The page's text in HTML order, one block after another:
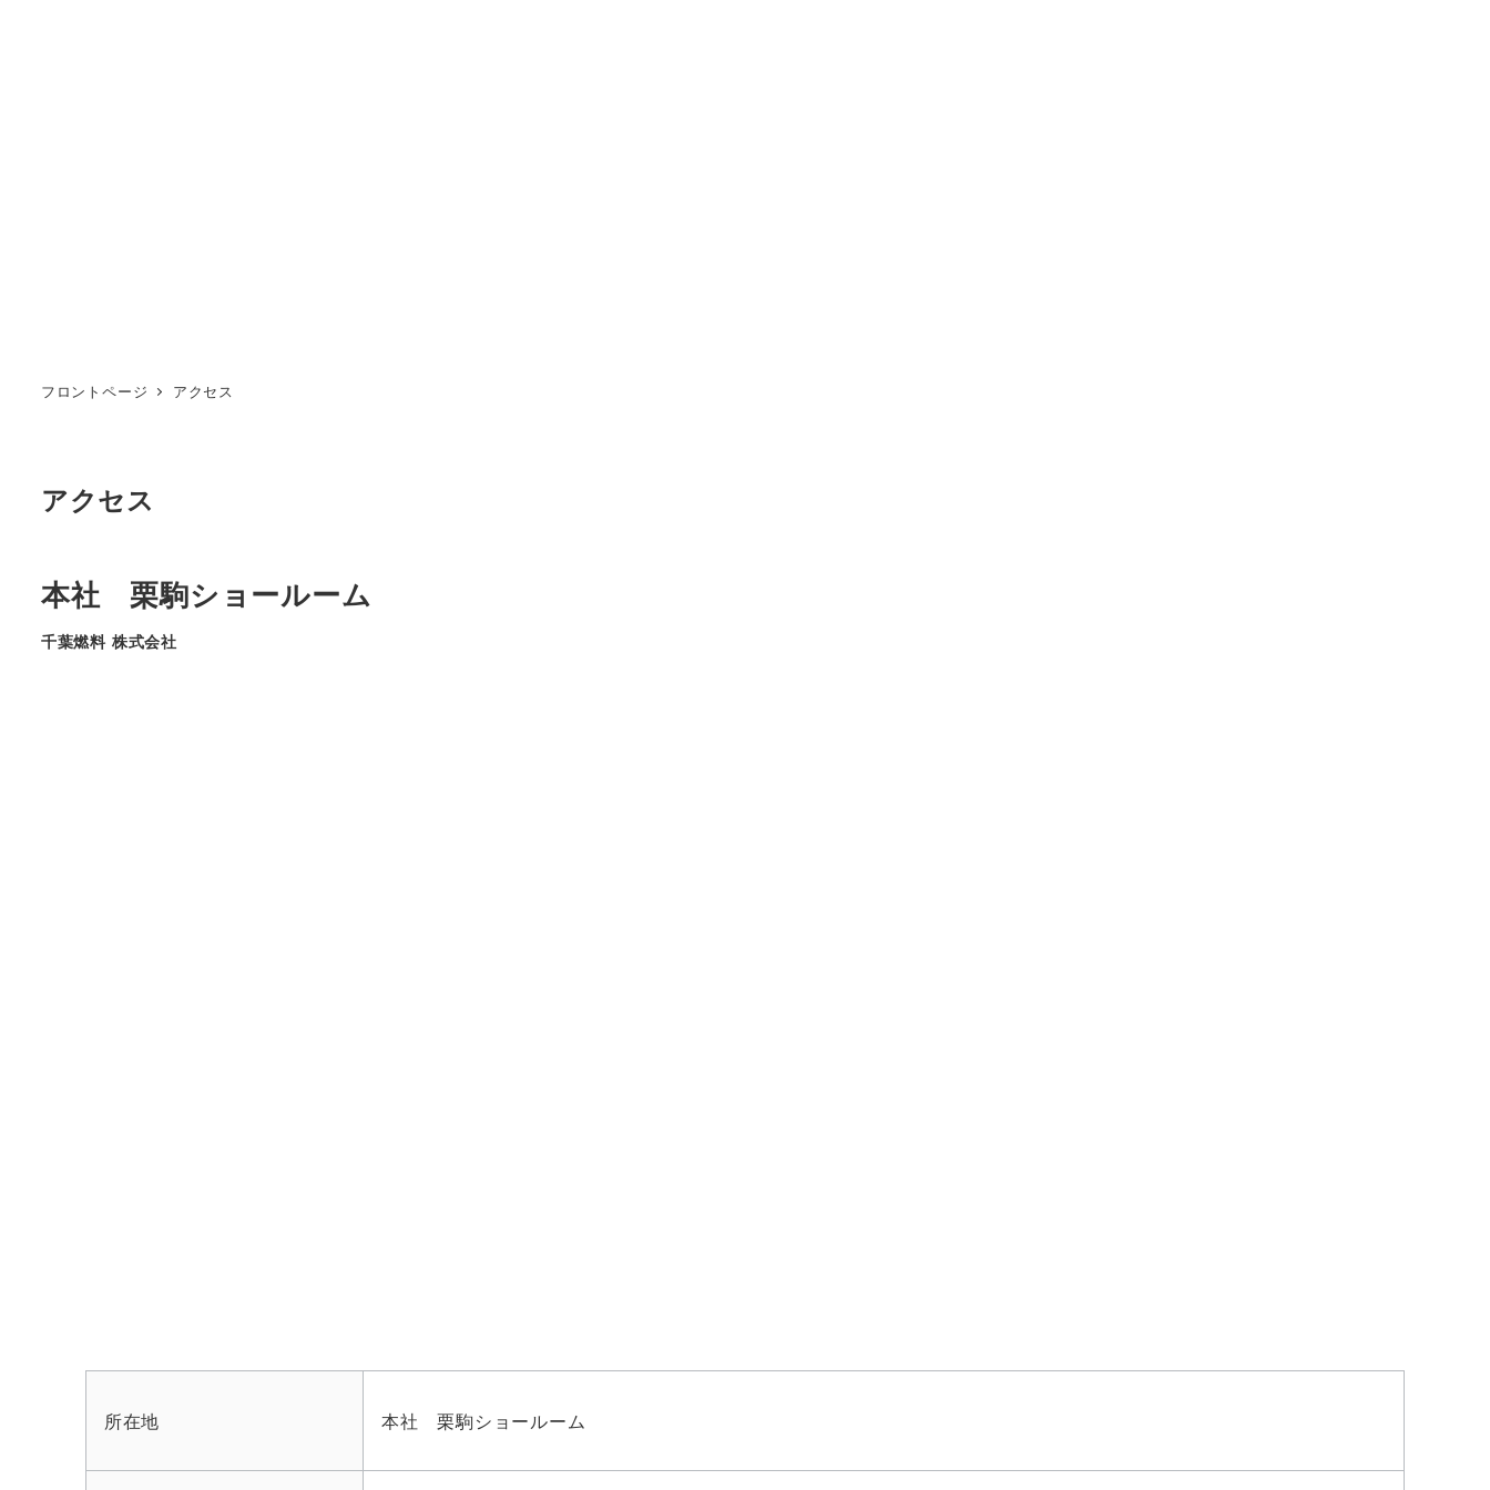
フロントページ アクセス
アクセス
本社 栗駒ショールーム
千葉燃料 株式会社
所在地 本社 栗駒ショールーム